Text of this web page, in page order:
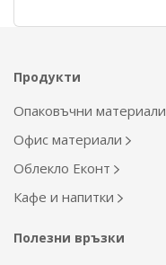
Продукти
Опаковъчни материали
Офис материали
Облекло Еконт
Кафе и напитки
Полезни връзки